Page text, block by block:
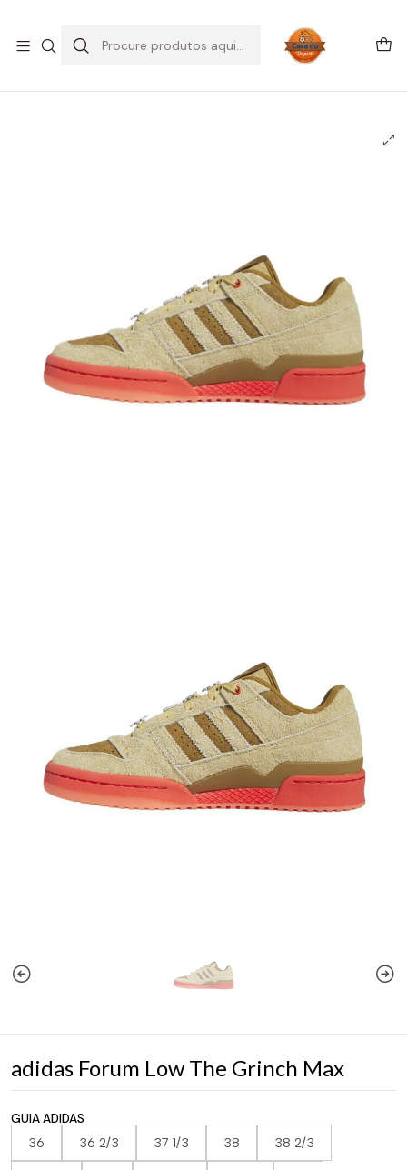
Início CALÇADO Adidas
Forum Low
adidas Forum Low The Grinch Max
adidas Forum Low The Grinch Max
GUIA ADIDAS
36 36 2/3 37 1/3 38 38 2/3